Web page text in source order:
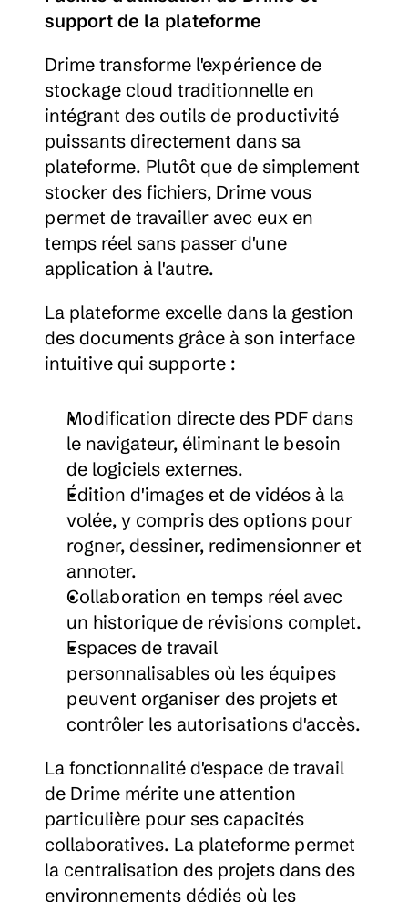
support de la plateforme
Drime transforme l'expérience de
stockage cloud traditionnelle en
intégrant des outils de productivité
puissants directement dans sa
plateforme. Plutôt que de simplement
stocker des fichiers, Drime vous
permet de travailler avec eux en
temps réel sans passer d'une
application à l'autre.
La plateforme excelle dans la gestion
des documents grâce à son interface
intuitive qui supporte :
Modification directe des PDF dans
le navigateur, éliminant le besoin
de logiciels externes.
Édition d'images et de vidéos à la
volée, y compris des options pour
rogner, dessiner, redimensionner et
annoter.
Collaboration en temps réel avec
un historique de révisions complet.
Espaces de travail
personnalisables où les équipes
peuvent organiser des projets et
contrôler les autorisations d'accès.
La fonctionnalité d'espace de travail
de Drime mérite une attention
particulière pour ses capacités
collaboratives. La plateforme permet
la centralisation des projets dans des
environnements dédiés où les